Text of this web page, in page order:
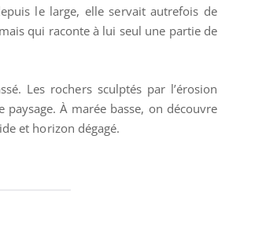
le large, elle servait autrefois de
qui raconte à lui seul une partie de
Les rochers sculptés par l’érosion
À marée basse, on découvre
et horizon dégagé.